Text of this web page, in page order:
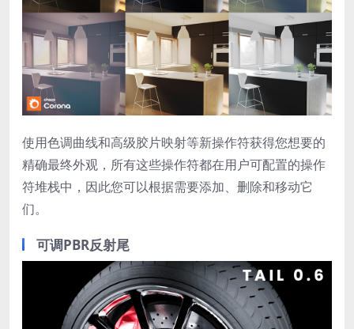
使用色调曲线和高级胶片映射等新操作符获得您想要的
精确最终外观，所有这些操作符都在用户可配置的操作
符堆栈中，因此您可以根据需要添加、删除和移动它
们。
可调PBR反射尾